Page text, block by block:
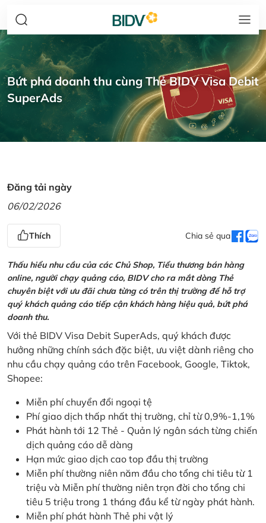
Bứt phá doanh thu cùng Thẻ BIDV Visa Debit
SuperAds
Đăng tải ngày
06/02/2026
Thích Chia sẻ qua
Thấu hiểu nhu cầu của các Chủ Shop, Tiểu thương bán hàng
online, người chạy quảng cáo, BIDV cho ra mắt dòng Thẻ
chuyên biệt với ưu đãi chưa từng có trên thị trường để hỗ trợ
quý khách quảng cáo tiếp cận khách hàng hiệu quả, bứt phá
doanh thu.
Với thẻ BIDV Visa Debit SuperAds, quý khách được
hưởng những chính sách đặc biệt, ưu việt dành riêng cho
nhu cầu chạy quảng cáo trên Facebook, Google, Tiktok,
Shopee:
Miễn phí chuyển đổi ngoại tệ
Phí giao dịch thấp nhất thị trường, chỉ từ 0,9%-1,1%
Phát hành tới 12 Thẻ - Quản lý ngân sách từng chiến
dịch quảng cáo dễ dàng
Hạn mức giao dịch cao top đầu thị trường
Miễn phí thường niên năm đầu cho tổng chi tiêu từ 1
triệu và Miễn phí thường niên trọn đời cho tổng chi
tiêu 5 triệu trong 1 tháng đầu kể từ ngày phát hành.
Miễn phí phát hành Thẻ phi vật lý